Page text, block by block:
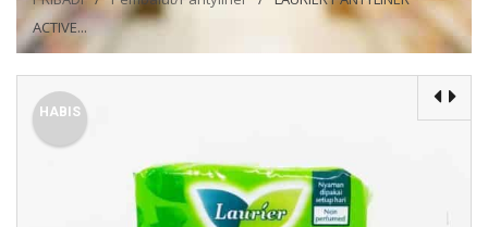
ACTIVE...
HABIS